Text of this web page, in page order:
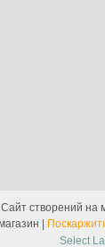
Сайт створений на
Select